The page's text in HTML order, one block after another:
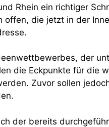
Rhein ein richtiger
offen, die jetzt in der
der
die Eckpunkte für die
Zuvor sollen
der bereits